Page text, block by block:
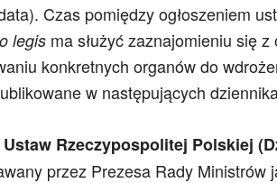
Czas pomiędzy ogłoszeniem
legis ma służyć zaznajomieniu się
konkretnych organów do
w następujących
Rzeczypospolitej Polskiej
przez Prezesa Rady Ministrów